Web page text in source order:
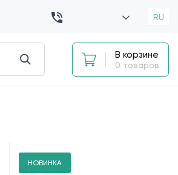
RU
В корзине
0 товаров
НОВИНКА